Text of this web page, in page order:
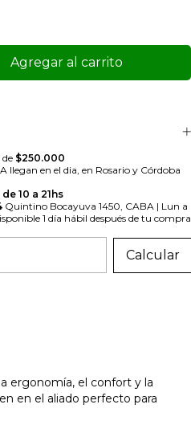
$250.000
llegan en el dia, en Rosario y Córdoba
10 a 21hs
Quintino Bocayuva 1450, CABA | Lun a
1 día hábil después de tu compra
Calcular
ergonomía, el confort y la
en el aliado perfecto para